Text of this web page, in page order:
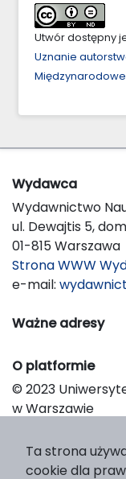
Utwór dostępny
Uznanie
Międzynarodowe
Wydawca
Wydawnictwo
ul. Dewajtis 5,
01-815 Warszawa
Strona WWW
e-mail:
Ważne adresy
O platformie
© 2023
w Warszawie
Platform &
Ta strona
cookie dla